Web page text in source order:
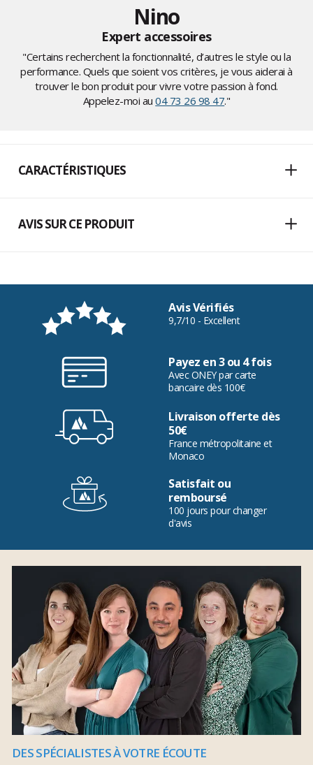
Nino
Expert accessoires
"Certains recherchent la fonctionnalité, d’autres le style ou la
performance. Quels que soient vos critères, je vous aiderai à
trouver le bon produit pour vivre votre passion à fond.
Appelez-moi au04 73 26 98 47."
CARACTÉRISTIQUES
AVIS SUR CE PRODUIT
Avis Vérifiés
9,7/10 - Excellent
Payez en 3 ou 4 fois
Avec ONEY par carte
bancaire dès 100€
Livraison offerte dès
50€
France métropolitaine et
Monaco
Satisfait ou
remboursé
100 jours pour changer
d'avis
DES SPÉCIALISTES À VOTRE ÉCOUTE